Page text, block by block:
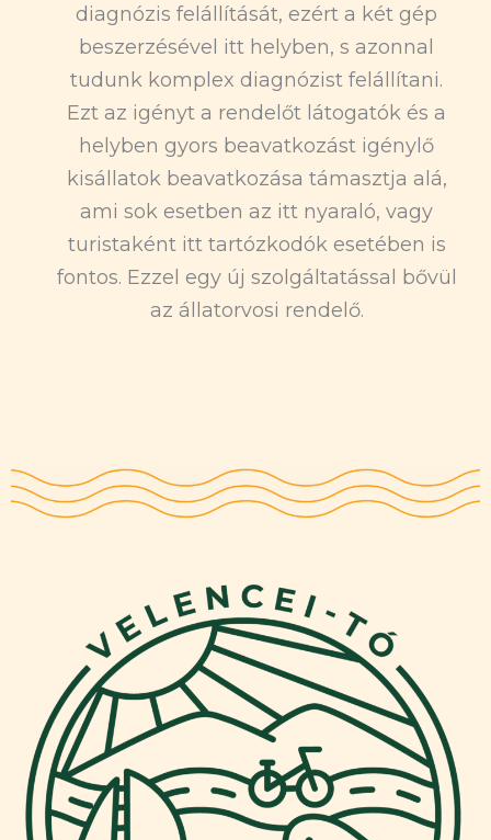
diagnózis felállítását, ezért a két gép
beszerzésével itt helyben, s azonnal
tudunk komplex diagnózist felállítani.
Ezt az igényt a rendelőt látogatók és a
helyben gyors beavatkozást igénylő
kisállatok beavatkozása támasztja alá,
ami sok esetben az itt nyaraló, vagy
turistaként itt tartózkodók esetében is
fontos. Ezzel egy új szolgáltatással bővül
az állatorvosi rendelő.